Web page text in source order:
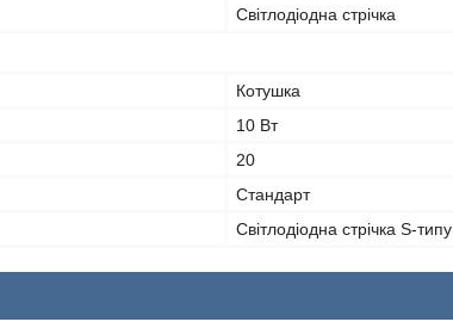
Світлодіодна стрічка
Котушка
10 Вт
20
Стандарт
Світлодіодна стрічка S-типу